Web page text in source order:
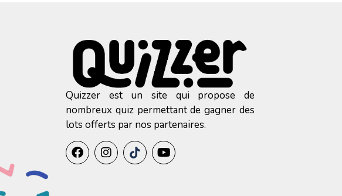
Quizzer est un site qui propose de
nombreux quiz permettant de gagner des
lots offerts par nos partenaires.